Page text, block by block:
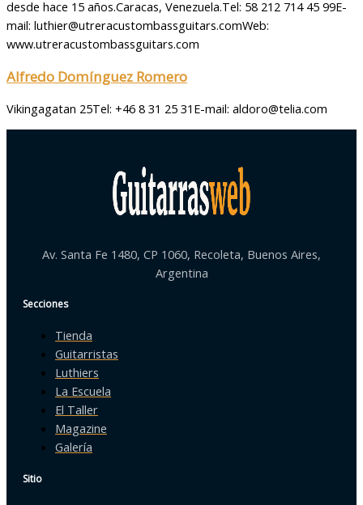
desde hace 15 años.Caracas, Venezuela.Tel: 58 212 714 45 99E-
mail: luthier@utreracustombassguitars.comWeb:
www.utreracustombassguitars.com
Alfredo Domínguez Romero
Vikingagatan 25Tel: +46 8 31 25 31E-mail: aldoro@telia.com
Av. Santa Fe 1480, CP 1060, Recoleta, Buenos Aires,
Argentina
Secciones
Tienda
Guitarristas
Luthiers
La Escuela
El Taller
Magazine
Galería
Sitio